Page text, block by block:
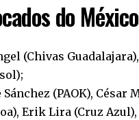
do
(Chivas
Sánchez (PAOK),
Erik Lira (Cruz